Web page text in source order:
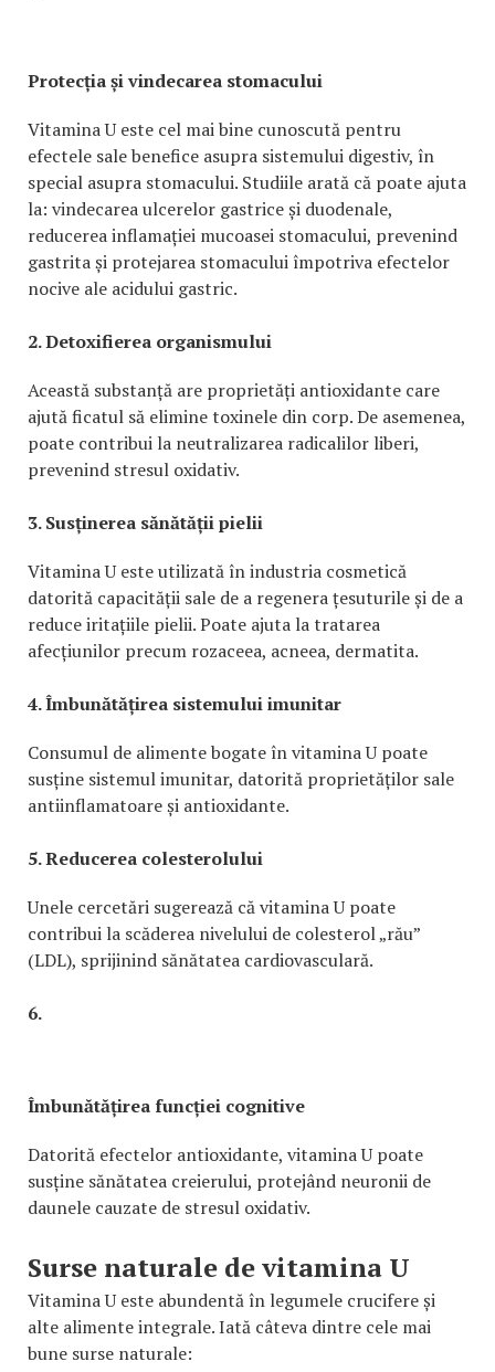
Protecția și vindecarea stomacului
Vitamina U este cel mai bine cunoscută pentru
efectele sale benefice asupra sistemului digestiv, în
special asupra stomacului. Studiile arată că poate ajuta
la: vindecarea ulcerelor gastrice și duodenale,
reducerea inflamației mucoasei stomacului, prevenind
gastrita și protejarea stomacului împotriva efectelor
nocive ale acidului gastric.
2. Detoxifierea organismului
Această substanță are proprietăți antioxidante care
ajută ficatul să elimine toxinele din corp. De asemenea,
poate contribui la neutralizarea radicalilor liberi,
prevenind stresul oxidativ.
3. Susținerea sănătății pielii
Vitamina U este utilizată în industria cosmetică
datorită capacității sale de a regenera țesuturile și de a
reduce iritațiile pielii. Poate ajuta la tratarea
afecțiunilor precum rozaceea, acneea, dermatita.
4. Îmbunătățirea sistemului imunitar
Consumul de alimente bogate în vitamina U poate
susține sistemul imunitar, datorită proprietăților sale
antiinflamatoare și antioxidante.
5. Reducerea colesterolului
Unele cercetări sugerează că vitamina U poate
contribui la scăderea nivelului de colesterol „rău”
(LDL), sprijinind sănătatea cardiovasculară.
6.
Îmbunătățirea funcției cognitive
Datorită efectelor antioxidante, vitamina U poate
susține sănătatea creierului, protejând neuronii de
daunele cauzate de stresul oxidativ.
Surse naturale de vitamina U
Vitamina U este abundentă în legumele crucifere și
alte alimente integrale. Iată câteva dintre cele mai
bune surse naturale: